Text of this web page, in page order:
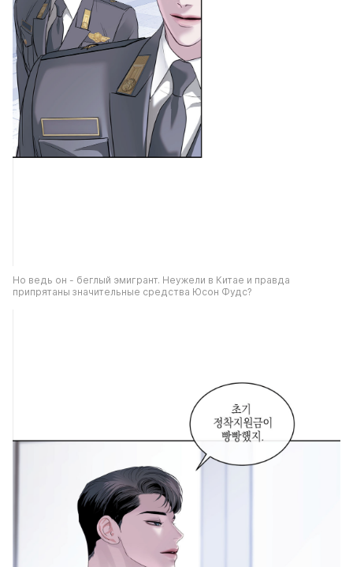
Но ведь он - беглый эмигрант. Неужели в Китае и правда
припрятаны значительные средства Юсон Фудс?